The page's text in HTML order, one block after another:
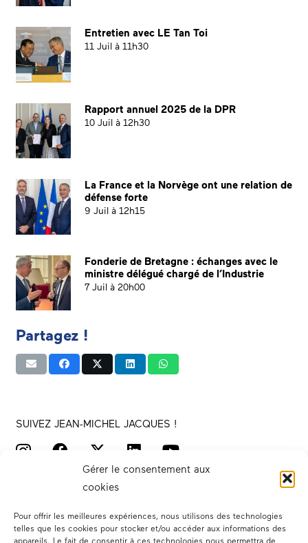
Gérer le consentement aux
cookies
Pour offrir les meilleures expériences, nous utilisons des technologies
telles que les cookies pour stocker et/ou accéder aux informations des
appareils. Le fait de consentir à ces technologies nous permettra de
Entretien avec LE Tan Toi
11 Juil à 11h30
Rapport annuel 2025 de la DPR
10 Juil à 12h30
La France et la Norvège ont une relation de
défense forte
9 Juil à 12h15
Fonderie de Bretagne : échanges avec le
ministre délégué chargé de l’Industrie
7 Juil à 20h00
Partagez !
SUIVEZ JEAN-MICHEL JACQUES !